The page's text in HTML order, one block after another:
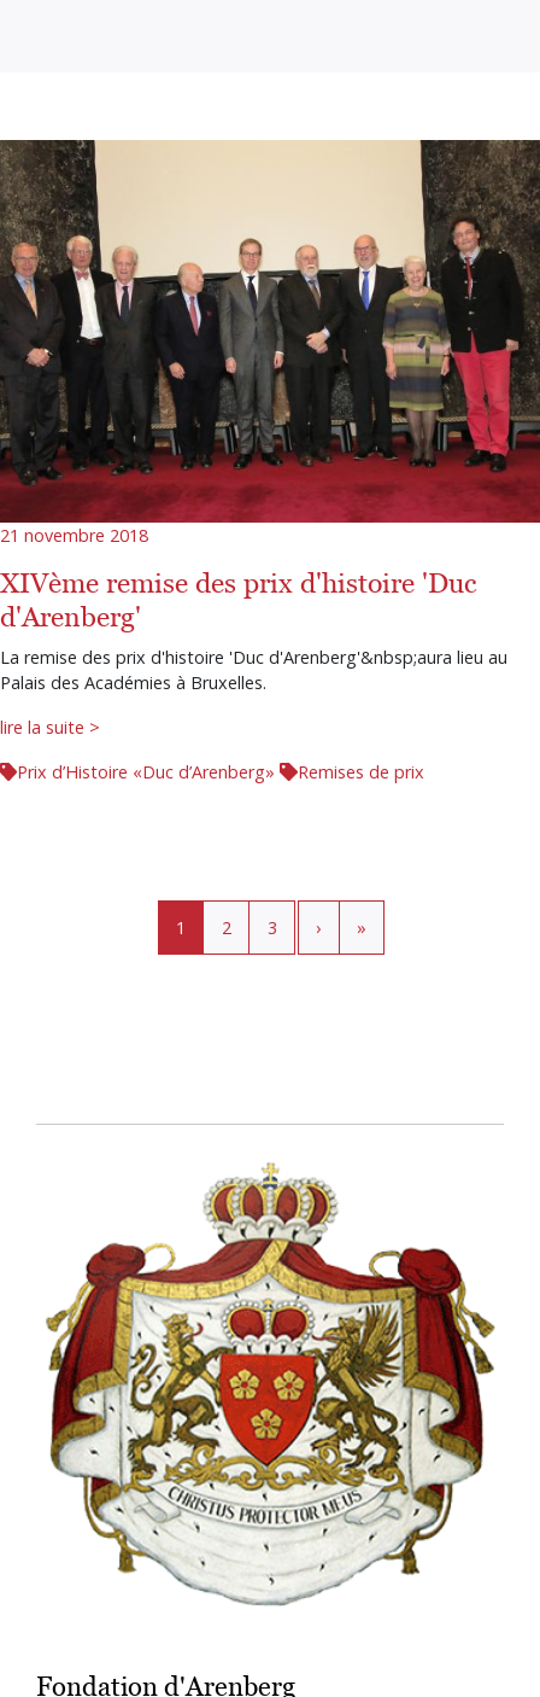
21 novembre 2018
XIVème remise des prix d'histoire 'Duc
d'Arenberg'
La remise des prix d'histoire 'Duc d'Arenberg'&nbsp;aura lieu au
Palais des Académies à Bruxelles.
lire la suite >
Prix d’Histoire «Duc d’Arenberg»
Remises de prix
Page courante
1 Page
2 Page
3 ›› »
Fondation d'Arenberg